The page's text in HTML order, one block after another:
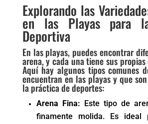
Explorando las
en las Playas para
Deportiva
En las playas, puedes encontrar
arena, y cada una tiene sus
Aquí hay algunos tipos comunes
encuentran en las playas y que
la práctica de deportes:
Arena Fina: Este tipo de
finamente molida. Es ideal